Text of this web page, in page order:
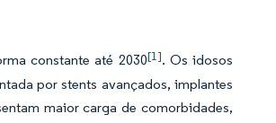
constante até 2030[1]. Os idosos
por stents avançados, implantes
maior carga de comorbidades,